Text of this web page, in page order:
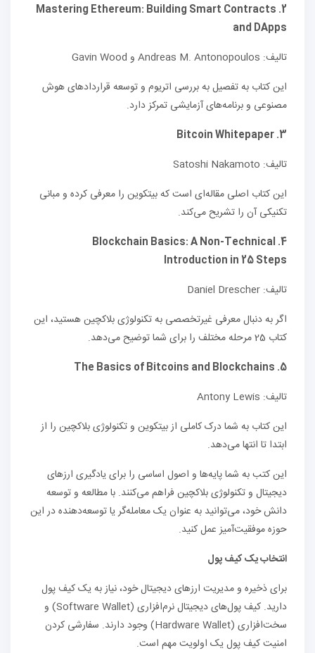
2.
Mastering Ethereum: Building Smart Contracts
and DApps
تالیف: Andreas M. Antonopoulos و Gavin Wood
این کتاب به تفصیل به بررسی اتریوم و توسعه قراردادهای هوش
مصنوعی و برنامه‌های آزمایشی تمرکز دارد.
3.
Bitcoin Whitepaper
تالیف: Satoshi Nakamoto
این کتاب اصلی مقاله‌ای است که بیتکوین را معرفی کرده و مبانی
تکنیکی آن را تشریح می‌کند.
4.
Blockchain Basics: A Non-Technical
Introduction in 25 Steps
تالیف: Daniel Drescher
اگر به دنبال معرفی غیرتخصصی به تکنولوژی بلاکچین هستید، این
کتاب 25 مرحله مختلف را برای شما توضیح می‌دهد.
5.
The Basics of Bitcoins and Blockchains
تالیف: Antony Lewis
این کتاب به شما درک کاملی از بیتکوین و تکنولوژی بلاکچین را از
ابتدا تا انتها می‌دهد.
این کتب به شما پایه‌ها و اصول اساسی را برای یادگیری ارزهای
دیجیتال و تکنولوژی بلاکچین فراهم می‌کنند. با مطالعه و توسعه
دانش خود، می‌توانید به عنوان یک معامله‌گر یا توسعه‌دهنده در این
حوزه موفقیت‌آمیز عمل کنید.
انتخاب یک کیف پول
برای ذخیره و مدیریت ارزهای دیجیتال خود، نیاز به یک کیف پول
دارید. کیف پول‌های دیجیتال نرم‌افزاری (Software Wallet) و
سخت‌افزاری (Hardware Wallet) وجود دارند. سفارشی کردن
امنیت کیف پول یک اولویت مهم است.